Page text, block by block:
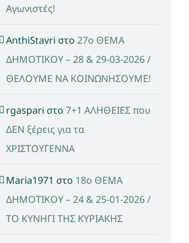
Αγωνιστές!
AnthiStavri στο 27ο ΘΕΜΑ
ΔΗΜΟΤΙΚΟΥ – 28 & 29-03-2026 /
ΘΕΛΟΥΜΕ ΝΑ ΚΟΙΝΩΝΗΣΟΥΜΕ!
rgaspari στο 7+1 ΑΛΗΘΕΙΕΣ που
ΔΕΝ ξέρεις για τα
ΧΡΙΣΤΟΥΓΕΝΝΑ
Maria1971 στο 18ο ΘΕΜΑ
ΔΗΜΟΤΙΚΟΥ – 24 & 25-01-2026 /
ΤΟ ΚΥΝΗΓΙ ΤΗΣ ΚΥΡΙΑΚΗΣ